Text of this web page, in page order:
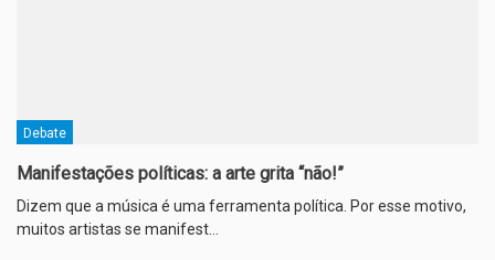
Debate
Manifestações políticas: a arte grita “não!”
Dizem que a música é uma ferramenta política. Por esse motivo,
muitos artistas se manifest…